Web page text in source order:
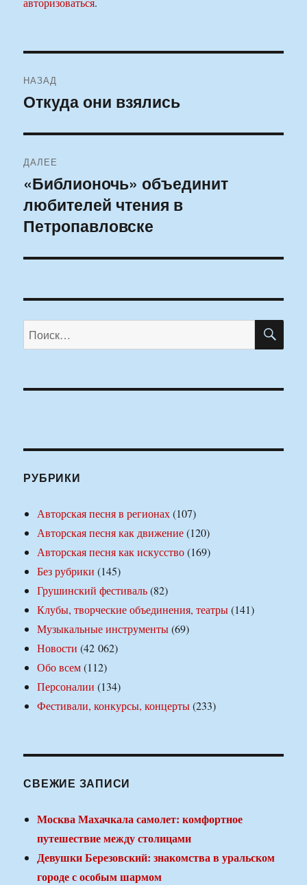
по
НАЗАД
Предыдущая
Откуда они взялись
ДАЛЕЕ
Следующая
запись:
«Библионочь» объединит
любителей чтения в
Петропавловске
Искать:
РУБРИКИ
Авторская песня в регионах(107)
Авторская песня как движение(120)
Авторская песня как искусство(169)
Без рубрики (145)
Грушинский фестиваль(82)
Клубы, творческие объединения, театры(141)
Музыкальные инструменты(69)
Новости (42 062)
Обо всем(112)
Персоналии (134)
Фестивали, конкурсы, концерты(233)
СВЕЖИЕ ЗАПИСИ
Москва Махачкала самолет: комфортное
путешествие между столицами
Девушки Березовский: знакомства в уральском
городе с особым шармом